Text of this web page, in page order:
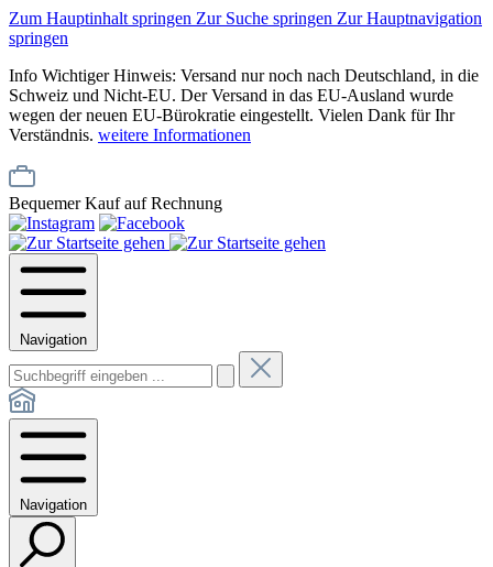
Zum Hauptinhalt springen Zur Suche springen Zur Hauptnavigation
springen
Info Wichtiger Hinweis: Versand nur noch nach Deutschland, in die
Schweiz und Nicht-EU. Der Versand in das EU-Ausland wurde
wegen der neuen EU-Bürokratie eingestellt. Vielen Dank für Ihr
Verständnis. weitere Informationen
Bequemer Kauf auf Rechnung
Navigation
Navigation